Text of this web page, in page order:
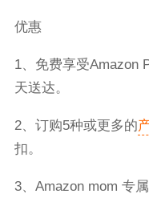
优惠
1、免费享受Amazon
天送达。
2、订购5种或更多的
扣。
3、Amazon mom 专